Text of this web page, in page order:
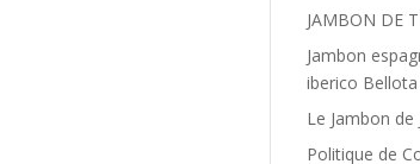
JAMBON DE
Jambon
iberico
Le Jambon de
Politique de